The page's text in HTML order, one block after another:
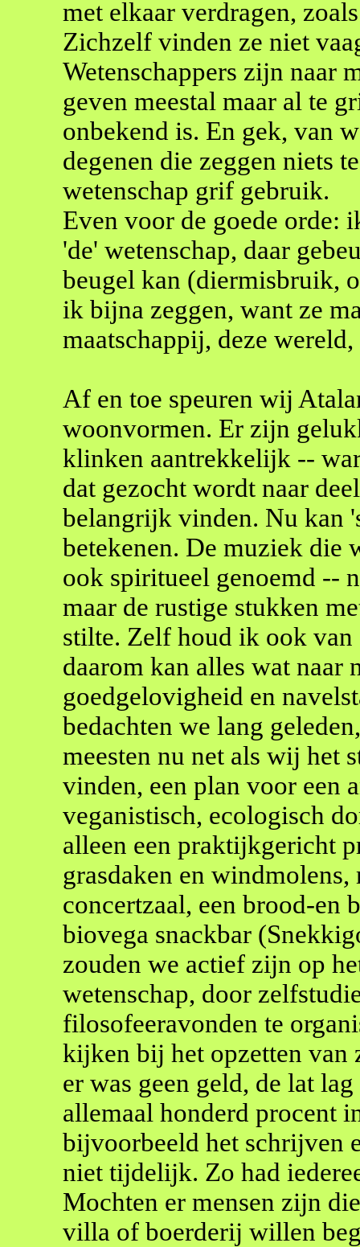
met elkaar verdragen,
Zichzelf vinden ze niet
Wetenschappers zijn naar
geven meestal maar al te
onbekend is. En gek, van
degenen die zeggen niets
wetenschap grif gebruik.
Even voor de goede orde:
'de' wetenschap, daar
beugel kan (diermisbruik,
ik bijna zeggen, want ze
maatschappij, deze
Af en toe speuren wij
woonvormen. Er zijn
klinken aantrekkelijk --
dat gezocht wordt naar
belangrijk vinden. Nu kan
betekenen. De muziek die
ook spiritueel genoemd --
maar de rustige stukken
stilte. Zelf houd ik ook
daarom kan alles wat naar
goedgelovigheid en
bedachten we lang
meesten nu net als wij het
vinden, een plan voor een
veganistisch, ecologisch
alleen een praktijkgericht
grasdaken en
concertzaal, een brood-en
biovega snackbar
zouden we actief zijn op
wetenschap, door
filosofeeravonden te
kijken bij het opzetten van
er was geen geld, de lat
allemaal honderd procent
bijvoorbeeld het schrijven
niet tijdelijk. Zo had
Mochten er mensen zijn
villa of boerderij willen